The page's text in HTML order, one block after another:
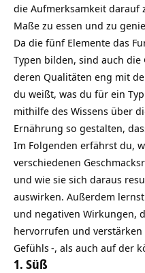
die Aufmerksamkeit darauf
Maße zu essen und zu
Da die fünf Elemente das
Typen bilden, sind auch
deren Qualitäten eng mit
du weißt, was du für ein
mithilfe des Wissens über
Ernährung so gestalten,
Im Folgenden erfährst du,
verschiedenen
und wie sie sich daraus
auswirken. Außerdem
und negativen Wirkungen,
hervorrufen und
Gefühls-, als auch auf der
1. Süß